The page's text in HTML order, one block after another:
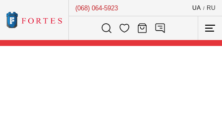
(068) 064-5923 UA / RU
Розумний пошук...